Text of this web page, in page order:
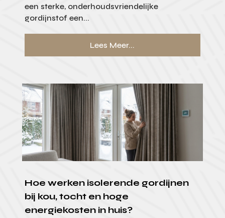
een sterke, onderhoudsvriendelijke
gordijnstof een...
Lees Meer...
Hoe werken isolerende gordijnen
bij kou, tocht en hoge
energiekosten in huis?